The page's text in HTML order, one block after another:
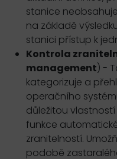
stanice
na základě
stanici přístup k
Kontrola
management) -
kategorizuje a
operačního
důležitou
funkce
zranitelností.
podobě